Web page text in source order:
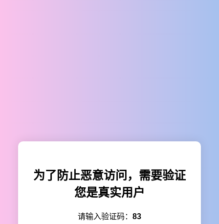
为了防止恶意访问，需要验证
您是真实用户
请输入验证码： 83